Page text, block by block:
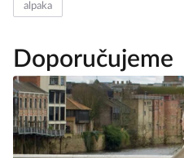
alpaka
Doporučujeme